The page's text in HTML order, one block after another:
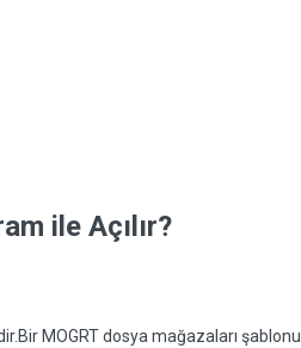
ile Açılır?
MOGRT dosya mağazaları şablonu.